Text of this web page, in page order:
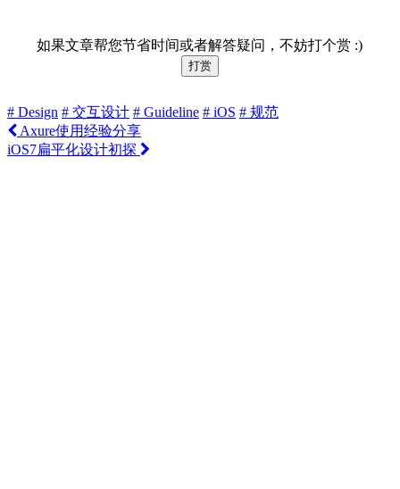
如果文章帮您节省时间或者解答疑问，不妨打个赏 :)
打赏
# Design # 交互设计 # Guideline # iOS # 规范
Axure使用经验分享
iOS7扁平化设计初探